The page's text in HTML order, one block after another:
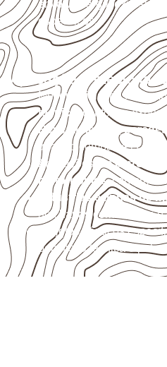
envolva carga,
específicos.
Aplicações
Móveis, divisórias e
técnica
, conforme
Revestimentos,
quando compatíveis
Aplicações em
motorhomes, conforme
Indústrias e linhas de
de chapas com formato
Projetos náuticos
pela ficha técnica e pelo